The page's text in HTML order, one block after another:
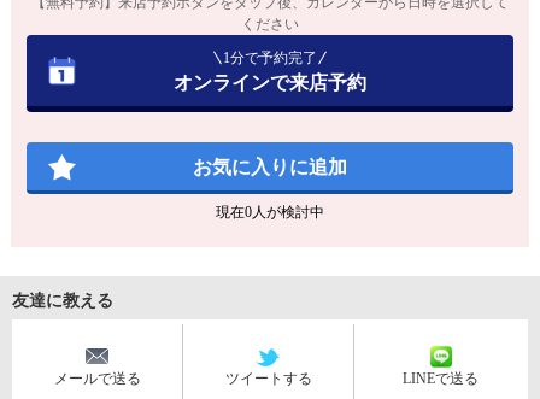
ください
1分で予約完了
オンラインで来店予約
お気に入りに追加
現在0人が検討中
友達に教える
メールで送る ツイートする LINEで送る